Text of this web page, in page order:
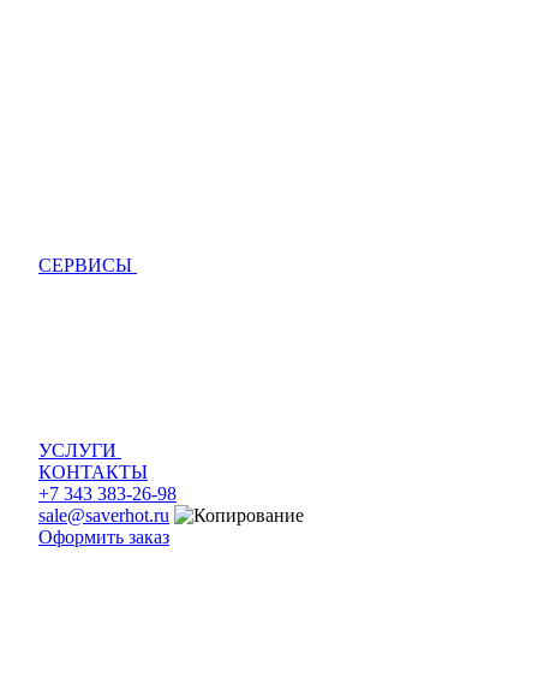
СЕРВИСЫ
УСЛУГИ
КОНТАКТЫ
+7 343 383-26-98
sale@saverhot.ru
Оформить заказ